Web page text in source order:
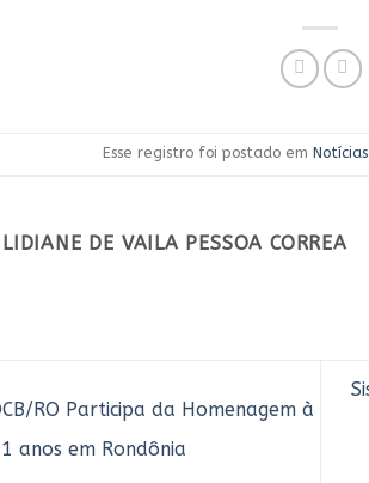
Esse registro foi postado emNotícias
LIDIANE DE VAILA PESSOA CORREA
RO Participa da Homenagem à
anos em Rondônia